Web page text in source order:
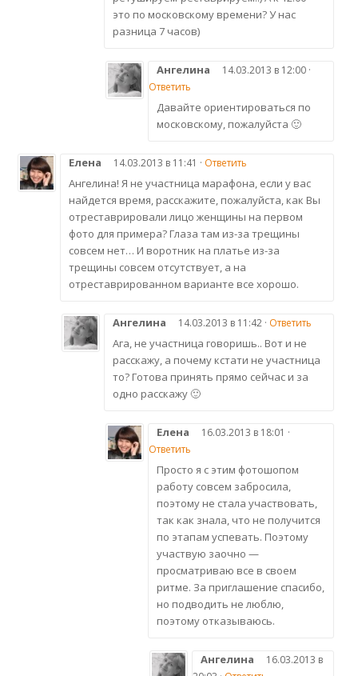
это по московскому времени? У нас
разница 7 часов)
Ангелина
14.03.2013 в 12:00 ·
Ответить
Давайте ориентироваться по
московскому, пожалуйста 🙂
Елена 14.03.2013 в 11:41 · Ответить
Ангелина! Я не участница марафона, если у вас
найдется время, расскажите, пожалуйста, как Вы
отреставрировали лицо женщины на первом
фото для примера? Глаза там из-за трещины
совсем нет… И воротник на платье из-за
трещины совсем отсутствует, а на
отреставрированном варианте все хорошо.
Ангелина 14.03.2013 в 11:42 · Ответить
Ага, не участница говоришь.. Вот и не
расскажу, а почему кстати не участница
то? Готова принять прямо сейчас и за
одно расскажу 🙂
Елена
16.03.2013 в 18:01 ·
Ответить
Просто я с этим фотошопом
работу совсем забросила,
поэтому не стала участвовать,
так как знала, что не получится
по этапам успевать. Поэтому
участвую заочно —
просматриваю все в своем
ритме. За приглашение спасибо,
но подводить не люблю,
поэтому отказываюсь.
Ангелина
16.03.2013 в